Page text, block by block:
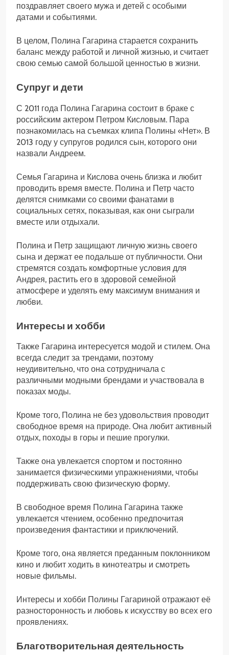
поздравляет своего мужа и детей с особыми
датами и событиями.
В целом, Полина Гагарина старается сохранить
баланс между работой и личной жизнью, и считает
свою семью самой большой ценностью в жизни.
Супруг и дети
С 2011 года Полина Гагарина состоит в браке с
российским актером Петром Кисловым. Пара
познакомилась на съемках клипа Полины «Нет». В
2013 году у супругов родился сын, которого они
назвали Андреем.
Семья Гагарина и Кислова очень близка и любит
проводить время вместе. Полина и Петр часто
делятся снимками со своими фанатами в
социальных сетях, показывая, как они сыграли
вместе или отдыхали.
Полина и Петр защищают личную жизнь своего
сына и держат ее подальше от публичности. Они
стремятся создать комфортные условия для
Андрея, растить его в здоровой семейной
атмосфере и уделять ему максимум внимания и
любви.
Интересы и хобби
Также Гагарина интересуется модой и стилем. Она
всегда следит за трендами, поэтому
неудивительно, что она сотрудничала с
различными модными брендами и участвовала в
показах моды.
Кроме того, Полина не без удовольствия проводит
свободное время на природе. Она любит активный
отдых, походы в горы и пешие прогулки.
Также она увлекается спортом и постоянно
занимается физическими упражнениями, чтобы
поддерживать свою физическую форму.
В свободное время Полина Гагарина также
увлекается чтением, особенно предпочитая
произведения фантастики и приключений.
Кроме того, она является преданным поклонником
кино и любит ходить в кинотеатры и смотреть
новые фильмы.
Интересы и хобби Полины Гагариной отражают её
разносторонность и любовь к искусству во всех его
проявлениях.
Благотворительная деятельность